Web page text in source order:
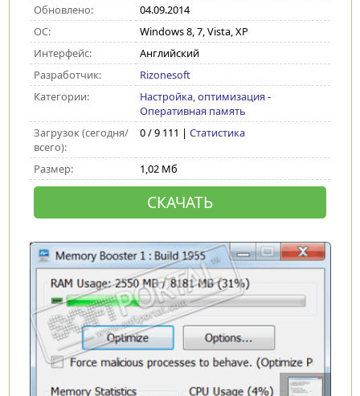
Обновлено:
04.09.2014
ОС:
Windows 8, 7, Vista, XP
Интерфейс:
Английский
Разработчик:
Rizonesoft
Категории:
Настройка, оптимизация -
Оперативная память
Загрузок (сегодня/
всего):
0 / 9 111 | Статистика
Размер: 1,02 Мб
СКАЧАТЬ